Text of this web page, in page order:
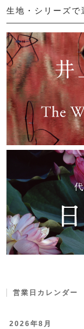
└ ゆったりデザ
└ 小柄さんにお
└ 袖付きデザイ
└ メンズ・ユニ
└ 暮らしの黒色
生地・シリーズで
└ 手紬手織り麻
└ 先染め麻
└ からみ織
└ グレーズリネ
└ 綿麻帆布
└ リネンツイー
└ リネンハンプ
└ ざっくり麻
└ オーガニック
└ かやキノミシ
└ ふちどりシリ
└ 花紋シリーズ
└ 小紋シリーズ
└ 華わびシリー
└ 波ステッチシ
└ あゆみ鹿シリ
└ 森の鹿シリー
└ まほろばシリ
└ 刺し子渦シリ
└ 革の水玉シリ
└ 新ビオシリー
営業日カレンダー
2026年8月